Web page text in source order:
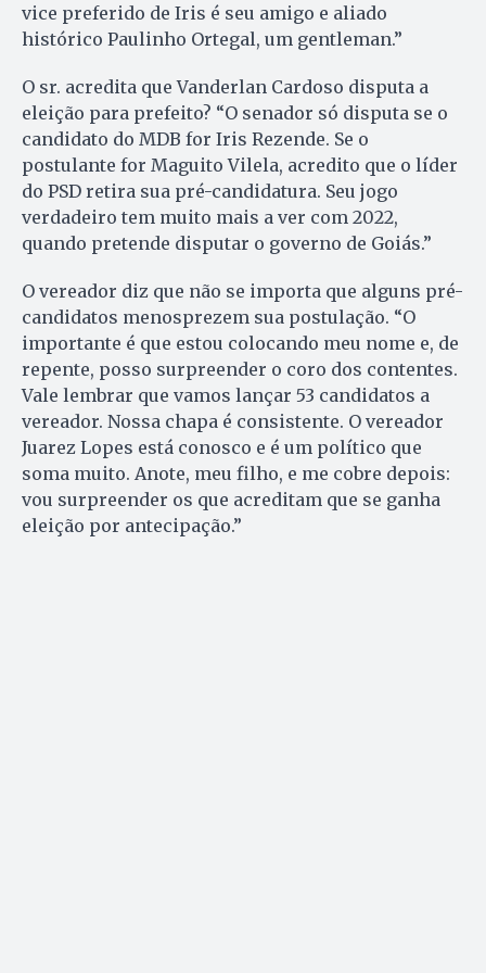
vice preferido de Iris é seu amigo e aliado
histórico Paulinho Ortegal, um gentleman.”
O sr. acredita que Vanderlan Cardoso disputa a
eleição para prefeito? “O senador só disputa se o
candidato do MDB for Iris Rezende. Se o
postulante for Maguito Vilela, acredito que o líder
do PSD retira sua pré-candidatura. Seu jogo
verdadeiro tem muito mais a ver com 2022,
quando pretende disputar o governo de Goiás.”
O vereador diz que não se importa que alguns pré-
candidatos menosprezem sua postulação. “O
importante é que estou colocando meu nome e, de
repente, posso surpreender o coro dos contentes.
Vale lembrar que vamos lançar 53 candidatos a
vereador. Nossa chapa é consistente. O vereador
Juarez Lopes está conosco e é um político que
soma muito. Anote, meu filho, e me cobre depois:
vou surpreender os que acreditam que se ganha
eleição por antecipação.”